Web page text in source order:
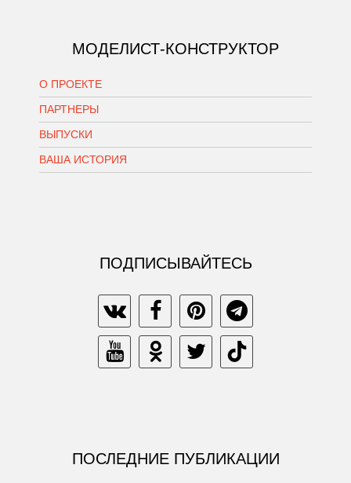
МОДЕЛИСТ-КОНСТРУКТОР
О ПРОЕКТЕ
ПАРТНЕРЫ
ВЫПУСКИ
ВАША ИСТОРИЯ
ПОДПИСЫВАЙТЕСЬ
ПОСЛЕДНИЕ ПУБЛИКАЦИИ